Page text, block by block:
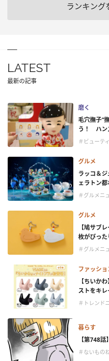
ランキング
LATEST
最新の記事
磨く
毛穴撫子“
う！ ハン
＃ビューテ
グルメ
ラッコ＆
ェラトン
＃グルメニ
グルメ
【鳩サブ
枚がぴった
＃グルメニ
ファッショ
【ちいか
ストをキ
＃トレンド
暮らす
【第748
＃ないもの